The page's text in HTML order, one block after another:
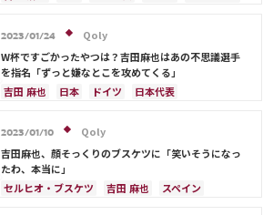
谷 晃生
冨安 健洋
2023/01/24
Qoly
W杯ですごかったやつは？吉田麻也はあの不思議選手
を指名「ずっと嫌なとこを攻めてくる」
吉田 麻也
日本 ドイツ
日本代表
谷 晃生
谷口 彰悟 ルカ・モドリッチ
2023/01/10
Qoly
吉田麻也、顔そっくりのブスケツに「笑いそうになっ
たわ、本当に」
セルヒオ・ブスケツ
吉田 麻也
スペイン